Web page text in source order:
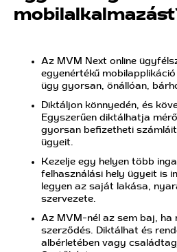
Az MVM Next online
egyenértékű
ügy gyorsan, önállóan,
Diktáljon könnyedén, és
Egyszerűen diktálhatja
gyorsan befizetheti
ügyeit.
Kezelje egy helyen több
felhasználási hely ügyeit is
legyen az saját lakása,
szervezete.
Az MVM-nél az sem baj, ha
szerződés. Diktálhat és
albérletében vagy